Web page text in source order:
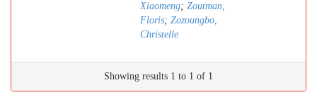
Xiaomeng; Zoutman,
Floris; Zozoungbo,
Christelle
Showing results 1 to 1 of 1